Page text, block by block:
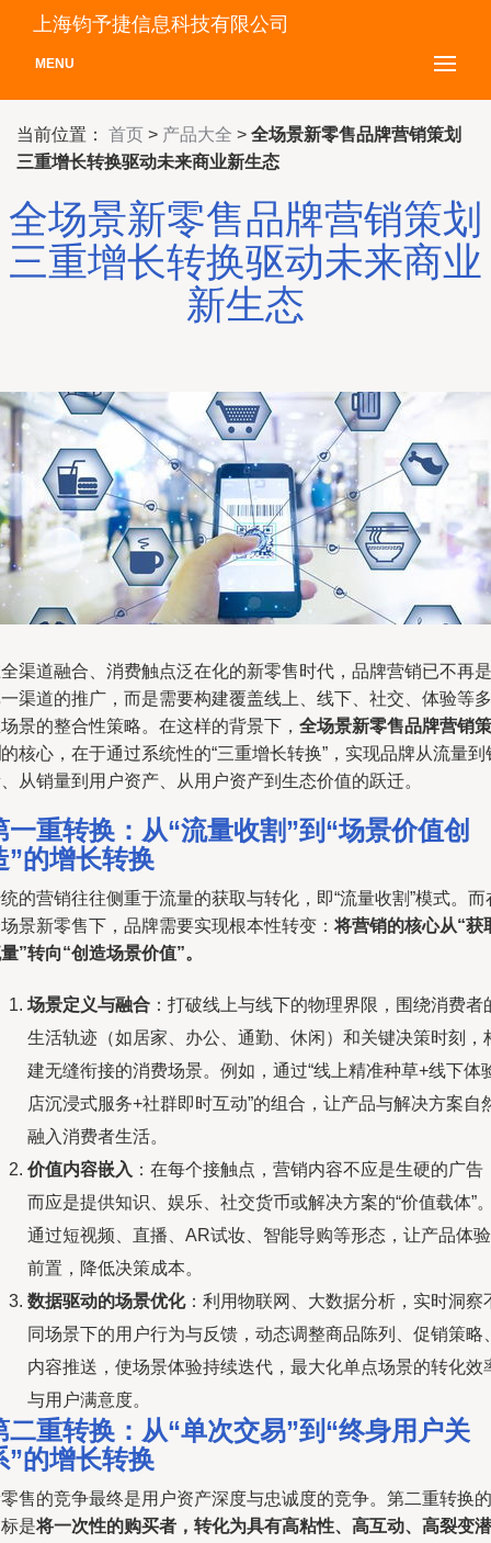
上海钧予捷信息科技有限公司
MENU
当前位置： 首页 > 产品大全 > 全场景新零售品牌营销策划
三重增长转换驱动未来商业新生态
全场景新零售品牌营销策划
三重增长转换驱动未来商业
新生态
渠道融合、消费触点泛在化的新零售时代，品牌营销已不再是
渠道的推广，而是需要构建覆盖线上、线下、社交、体验等多
景的整合性策略。在这样的背景下， 全场景新零售品牌营销策
的核心，在于通过系统性的“三重增长转换”，实现品牌从流量到
从销量到用户资产、从用户资产到生态价值的跃迁。
一重转换：从“流量收割”到“场景价值创
”的增长转换
的营销往往侧重于流量的获取与转化，即“流量收割”模式。而
景新零售下，品牌需要实现根本性转变：将营销的核心从“获
”转向“创造场景价值”。
场景定义与融合 ：打破线上与线下的物理界限，围绕消费者
生活轨迹（如居家、办公、通勤、休闲）和关键决策时刻，
建无缝衔接的消费场景。例如，通过“线上精准种草+线下体
店沉浸式服务+社群即时互动”的组合，让产品与解决方案自
融入消费者生活。
价值内容嵌入 ：在每个接触点，营销内容不应是生硬的广告
而应是提供知识、娱乐、社交货币或解决方案的“价值载体”
通过短视频、直播、AR试妆、智能导购等形态，让产品体验
前置，降低决策成本。
数据驱动的场景优化：利用物联网、大数据分析，实时洞察
同场景下的用户行为与反馈，动态调整商品陈列、促销策略
内容推送，使场景体验持续迭代，最大化单点场景的转化效
与用户满意度。
二重转换：从“单次交易”到“终身用户关
”的增长转换
售的竞争最终是用户资产深度与忠诚度的竞争。第二重转换的
是将一次性的购买者，转化为具有高粘性、高互动、高裂变潜